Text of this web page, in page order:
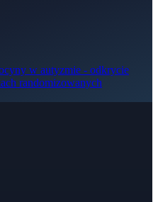
w autyzmie - odkrycie
randomizowanych